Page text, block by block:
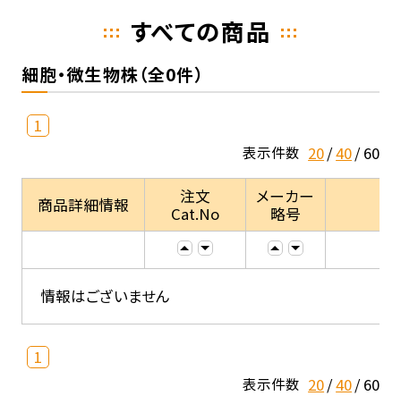
すべての商品
細胞・微生物株（全0件）
1
表示件数 20 40 60
商品詳細情報
注文
Cat.No
メーカー
略号
情報はございません
1
表示件数 20 40 60